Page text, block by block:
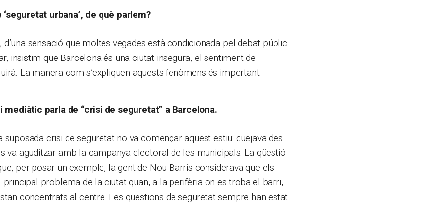
urbana’, de què parlem?
d’una sensació que moltes vegades està condicionada pel debat públic.
insistim que Barcelona és una ciutat insegura, el sentiment de
La manera com s’expliquen aquests fenòmens és important.
mediàtic parla de “crisi de seguretat” a Barcelona.
suposada crisi de seguretat no va començar aquest estiu: cuejava des
va aguditzar amb la campanya electoral de les municipals. La qüestió
per posar un exemple, la gent de Nou Barris considerava que els
principal problema de la ciutat quan, a la perifèria on es troba el barri,
concentrats al centre. Les qüestions de seguretat sempre han estat